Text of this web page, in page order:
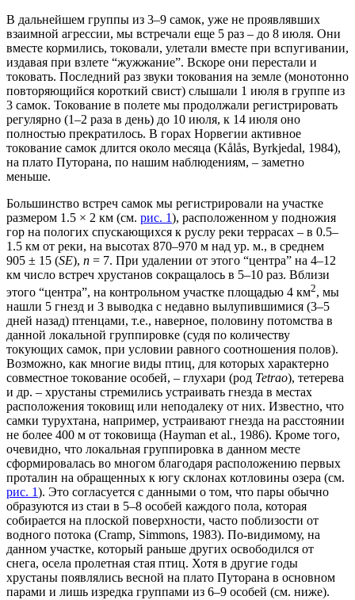
В дальнейшем группы из 3–9 самок, уже не проявлявших
взаимной агрессии, мы встречали еще 5 раз – до 8 июля. Они
вместе кормились, токовали, улетали вместе при вспугивании,
издавая при взлете “жужжание”. Вскоре они перестали и
токовать. Последний раз звуки токования на земле (монотонно
повторяющийся короткий свист) слышали 1 июля в группе из
3 самок. Токование в полете мы продолжали регистрировать
регулярно (1–2 раза в день) до 10 июля, к 14 июля оно
полностью прекратилось. В горах Норвегии активное
токование самок длится около месяца (Kålås, Byrkjedal, 1984),
на плато Путорана, по нашим наблюдениям, – заметно
меньше.
Большинство встреч самок мы регистрировали на участке
размером 1.5 × 2 км (см. рис. 1), расположенном у подножия
гор на пологих спускающихся к руслу реки террасах – в 0.5–
1.5 км от реки, на высотах 870–970 м над ур. м., в среднем
905 ± 15 (SE), n = 7. При удалении от этого “центра” на 4–12
км число встреч хрустанов сокращалось в 5–10 раз. Вблизи
этого “центра”, на контрольном участке площадью 4 км2, мы
нашли 5 гнезд и 3 выводка с недавно вылупившимися (3–5
дней назад) птенцами, т.е., наверное, половину потомства в
данной локальной группировке (судя по количеству
токующих самок, при условии равного соотношения полов).
Возможно, как многие виды птиц, для которых характерно
совместное токование особей, – глухари (род Tetrao), тетерева
и др. – хрустаны стремились устраивать гнезда в местах
расположения токовищ или неподалеку от них. Известно, что
самки турухтана, например, устраивают гнезда на расстоянии
не более 400 м от токовища (Hayman et al., 1986). Кроме того,
очевидно, что локальная группировка в данном месте
сформировалась во многом благодаря расположению первых
проталин на обращенных к югу склонах котловины озера (см.
рис. 1). Это согласуется с данными о том, что пары обычно
образуются из стаи в 5–8 особей каждого пола, которая
собирается на плоской поверхности, часто поблизости от
водного потока (Cramp, Simmons, 1983). По-видимому, на
данном участке, который раньше других освободился от
снега, осела пролетная стая птиц. Хотя в другие годы
хрустаны появлялись весной на плато Путорана в основном
парами и лишь изредка группами из 6–9 особей (см. ниже).